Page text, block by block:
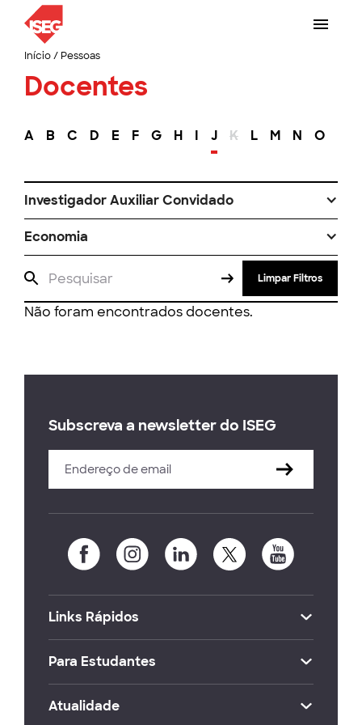
Início/ Pessoas
Docentes
A B C D E F G H I J K L M N O
Investigador Auxiliar Convidado
Economia
Limpar Filtros
Não foram encontrados docentes.
Subscreva a newsletter do ISEG
Links Rápidos
Para Estudantes
Atualidade